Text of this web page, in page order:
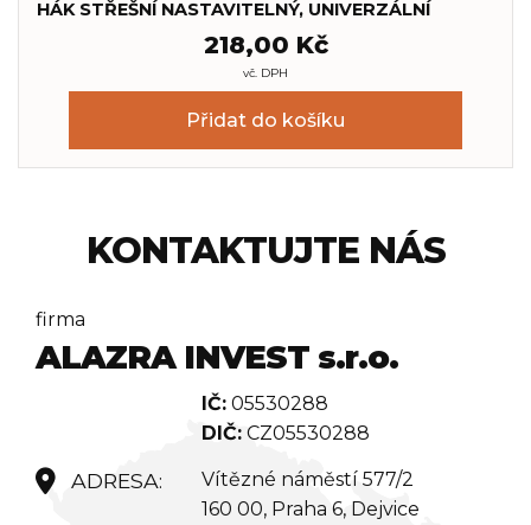
HÁK STŘEŠNÍ NASTAVITELNÝ, UNIVERZÁLNÍ
218,00 Kč
vč. DPH
Přidat do košíku
KONTAKTUJTE NÁS
firma
ALAZRA INVEST s.r.o.
IČ: 05530288
DIČ: CZ05530288
Vítězné náměstí 577/2
160 00, Praha 6, Dejvice